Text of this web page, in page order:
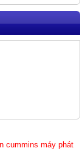
cummins máy phát